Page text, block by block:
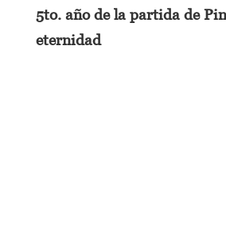
5to. año de la partida de
eternidad